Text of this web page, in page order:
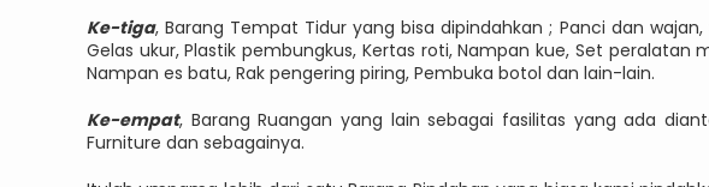
Ke-tiga, Barang Tempat Tidur yang bisa dipindahkan ; Panci dan
Gelas ukur, Plastik pembungkus, Kertas roti, Nampan kue, Set peralatan
Nampan es batu, Rak pengering piring, Pembuka botol dan lain-lain.
Ke-empat, Barang Ruangan yang lain sebagai fasilitas yang ada
Furniture dan sebagainya.